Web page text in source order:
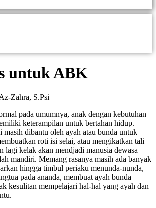
untuk ABK
Zahra, S.Psi
pada umumnya, anak dengan kebutuhan
keterampilan untuk bertahan hidup.
masih dibantu oleh ayah atau bunda untuk
roti isi selai, atau mengikatkan tali
lagi kelak akan mendjadi manusia dewasa
mandiri. Memang rasanya masih ada banyak
hingga timbul periaku menunda-nunda,
pada ananda, membuat ayah bunda
kesulitan mempelajari hal-hal yang ayah dan